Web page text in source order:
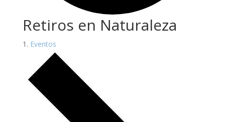
Retiros en Naturaleza
Eventos